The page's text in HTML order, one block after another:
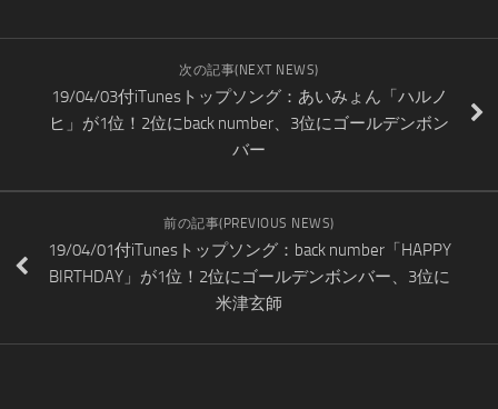
次の記事(NEXT NEWS)
19/04/03付iTunesトップソング：あいみょん「ハルノ
ヒ」が1位！2位にback number、3位にゴールデンボン
バー
前の記事(PREVIOUS NEWS)
19/04/01付iTunesトップソング：back number「HAPPY
BIRTHDAY」が1位！2位にゴールデンボンバー、3位に
米津玄師